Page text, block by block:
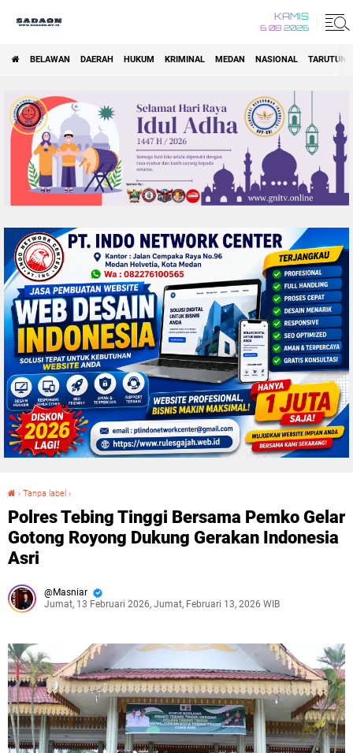
KAMIS
6 08 2026
BELAWAN DAERAH HUKUM KRIMINAL MEDAN NASIONAL TARUTUNG
› Tanpa label ›
Polres Tebing Tinggi Bersama Pemko Gelar
Gotong Royong Dukung Gerakan Indonesia
Asri
Masniar
Jumat, 13 Februari 2026, Jumat, Februari 13, 2026 WIB